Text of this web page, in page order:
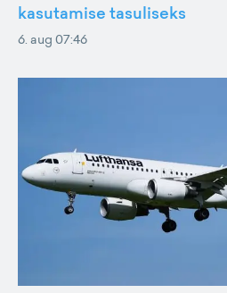
kasutamise tasuliseks
6. aug 07:46